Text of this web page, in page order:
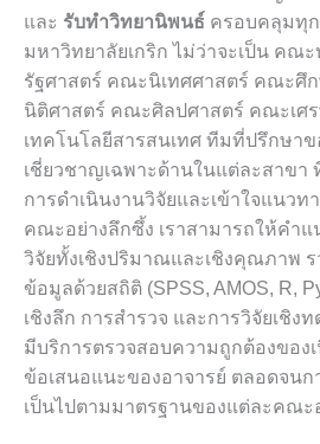
และ รับทำวิทยานิพนธ์ ครอบคลุมทุ
มหาวิทยาลัยเกริก ไม่ว่าจะเป็น คณ
รัฐศาสตร์ คณะนิเทศศาสตร์ คณะศึ
นิติศาสตร์ คณะศิลปศาสตร์ คณะเศ
เทคโนโลยีสารสนเทศ ทีมที่ปรึกษาข
เชี่ยวชาญเฉพาะด้านในแต่ละสาขา
การดำเนินงานวิจัยและเข้าใจแนวท
คณะอย่างลึกซึ้ง เราสามารถให้คำ
วิจัยทั้งเชิงปริมาณและเชิงคุณภาพ ร
ข้อมูลด้วยสถิติ (SPSS, AMOS, R,
เชิงลึก การสำรวจ และการวิจัยเชิง
มีบริการตรวจสอบความถูกต้องของ
ข้อเสนอแนะของอาจารย์ ตลอดจนก
เป็นไปตามมาตรฐานของแต่ละคณะ